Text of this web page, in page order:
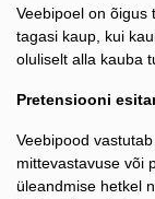
Veebipoel on õigus
tagasi kaup, kui
oluliselt alla kauba
Pretensiooni
Veebipood
mittevastavuse või
üleandmise hetkel